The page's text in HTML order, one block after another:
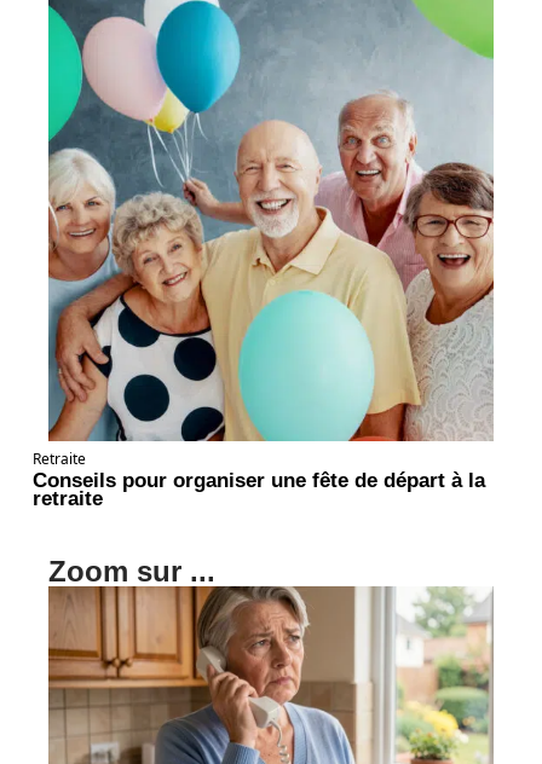
Retraite
Conseils pour organiser une fête de départ à la
retraite
Zoom sur ...